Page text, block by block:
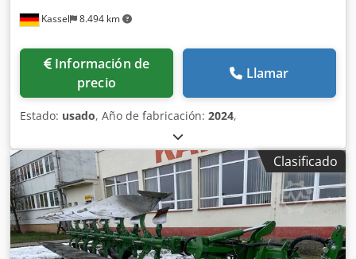
Kassel 8.494 km
Información de
precio
Llamar
Estado: usado, Año de fabricación: 2024,
Clasificado